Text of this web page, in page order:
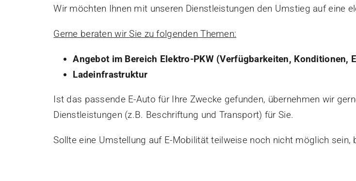
Wir möchten Ihnen mit unseren Dienstleistungen den Umstieg auf eine
Gerne beraten wir Sie zu folgenden Themen:
Angebot im Bereich Elektro-PKW (Verfügbarkeiten, Konditionen,
Ladeinfrastruktur
Ist das passende E-Auto für Ihre Zwecke gefunden, übernehmen wir
Dienstleistungen (z.B. Beschriftung und Transport) für Sie.
Sollte eine Umstellung auf E-Mobilität teilweise noch nicht möglich sein,